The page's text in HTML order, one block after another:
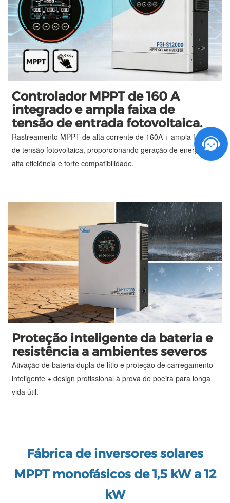
Controlador MPPT de 160 A
integrado e ampla faixa de
tensão de entrada fotovoltaica.
Rastreamento MPPT de alta corrente de 160A + ampla faixa
de tensão fotovoltaica, proporcionando geração de energia de
alta eficiência e forte compatibilidade.
Proteção inteligente da bateria e
resistência a ambientes severos
Ativação de bateria dupla de lítio e proteção de carregamento
inteligente + design profissional à prova de poeira para longa
vida útil.
Fábrica de inversores solares
MPPT monofásicos de 1,5 kW a 12
kW